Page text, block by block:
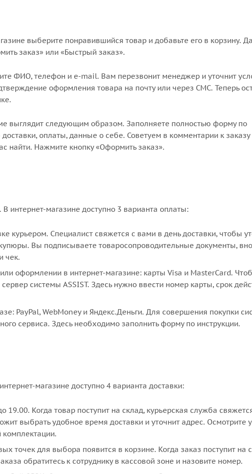
выберите понравившийся товар и добавьте его в корзину.
заказ» или «Быстрый заказ».
ФИО, телефон и e-mail. Вам перезвонит менеджер и уточнит
оформления товара на почту или через СМС. Теперь
выглядит следующим образом. Заполняете полностью форму по
оплаты, данные о себе. Советуем в комментарии к заказу
найти. Нажмите кнопку «Оформить заказ».
интернет-магазине доступно 3 варианта оплаты:
курьером. Специалист свяжется с вами в день доставки, чтобы
Вы подписываете товаросопроводительные документы,
чек.
оформлении в интернет-магазине: карты Visa и MasterCard.
системы ASSIST. Здесь нужно ввести номер карты, срок
PayPal, WebMoney и Яндекс.Деньги. Для совершения покупки
сервиса. Здесь необходимо заполнить форму по инструкции.
магазине доступно 4 варианта доставки:
19.00. Когда товар поступит на склад, курьерская служба
выбрать удобное время доставки и уточнит адрес. Осмотрите
комплектации.
точек для выбора появится в корзине. Когда заказ поступит на
обратитесь к сотруднику в кассовой зоне и назовите номер.